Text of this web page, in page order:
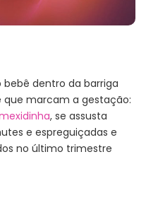
dentro da barriga
marcam a gestação:
, se assusta
e espreguiçadas e
no último trimestre